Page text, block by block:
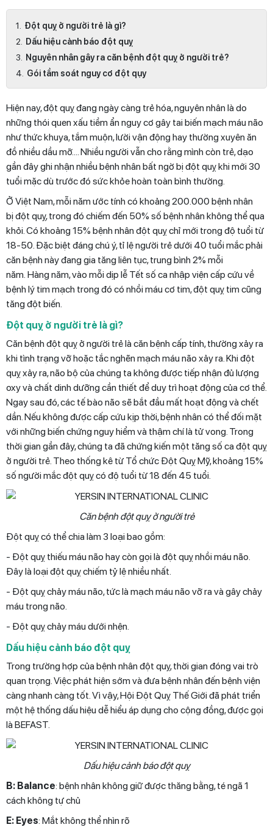
Đột quỵ ở người trẻ là gì?
Dấu hiệu cảnh báo đột quỵ
Nguyên nhân gây ra căn bệnh đột quỵ ở người trẻ?
Gói tầm soát nguy cơ đột qụy
Hiện nay, đột quỵ đang ngày càng trẻ hóa, nguyên nhân là do
những thói quen xấu tiềm ẩn nguy cơ gây tai biến mạch máu não
như thức khuya, tắm muộn, lười vận động hay thường xuyên ăn
đồ nhiều dầu mỡ.... Nhiều người vẫn cho rằng mình còn trẻ, dạo
gần đây ghi nhận nhiều bệnh nhân bất ngờ bị đột quỵ khi mới 30
tuổi mặc dù trước đó sức khỏe hoàn toàn bình thường.
Ở Việt Nam, mỗi năm ước tính có khoảng 200.000 bệnh nhân
bị đột quỵ, trong đó chiếm đến 50% số bệnh nhân không thể qua
khỏi. Có khoảng 15% bệnh nhân đột quỵ chỉ mới trong độ tuổi từ
18-50. Đặc biệt đáng chú ý, tỉ lệ người trẻ dưới 40 tuổi mắc phải
căn bệnh này đang gia tăng liên tục, trung bình 2% mỗi
năm. Hàng năm, vào mỗi dịp lễ Tết số ca nhập viện cấp cứu về
bệnh lý tim mạch trong đó có nhồi máu cơ tim, đột quỵ tim cũng
tăng đột biến.
Đột quỵ ở người trẻ là gì?
Căn bệnh đột quỵ ở người trẻ là căn bệnh cấp tính, thường xảy ra
khi tình trạng vỡ hoặc tắc nghẽn mạch máu não xảy ra. Khi đột
quỵ xảy ra, não bộ của chúng ta không được tiếp nhận đủ lượng
oxy và chất dinh dưỡng cần thiết để duy trì hoạt động của cơ thể.
Ngay sau đó, các tế bào não sẽ bắt đầu mất hoạt động và chết
dần. Nếu không được cấp cứu kịp thời, bệnh nhân có thể đối mặt
với những biến chứng nguy hiểm và thậm chí là tử vong. Trong
thời gian gần đây, chúng ta đã chứng kiến một tăng số ca đột quỵ
ở người trẻ. Theo thống kê từ Tổ chức Đột Quỵ Mỹ, khoảng 15%
số người mắc đột quỵ có độ tuổi từ 18 đến 45 tuổi.
Căn bệnh đột quỵ ở người trẻ
Đột quỵ có thể chia làm 3 loại bao gồm:
- Đột quỵ thiếu máu não hay còn gọi là đột quỵ nhồi máu não.
Đây là loại đột quỵ chiếm tỷ lệ nhiều nhất.
- Đột quỵ chảy máu não, tức là mạch máu não vỡ ra và gây chảy
máu trong não.
- Đột quỵ chảy máu dưới nhện.
Dấu hiệu cảnh báo đột quỵ
Trong trường hợp của bệnh nhân đột quỵ, thời gian đóng vai trò
quan trọng. Việc phát hiện sớm và đưa bệnh nhân đến bệnh viện
càng nhanh càng tốt. Vì vậy, Hội Đột Quỵ Thế Giới đã phát triển
một hệ thống dấu hiệu dễ hiểu áp dụng cho cộng đồng, được gọi
là BEFAST.
Dấu hiệu cảnh báo đột quỵ
B: Balance: bệnh nhân không giữ được thăng bằng, té ngã 1
cách không tự chủ
E: Eyes: Mắt không thể nhìn rõ